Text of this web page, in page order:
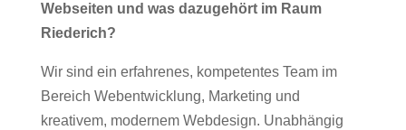
Webseiten und was dazugehört im Raum
Riederich?
Wir sind ein erfahrenes, kompetentes Team im
Bereich Webentwicklung, Marketing und
kreativem, modernem Webdesign. Unabhängig